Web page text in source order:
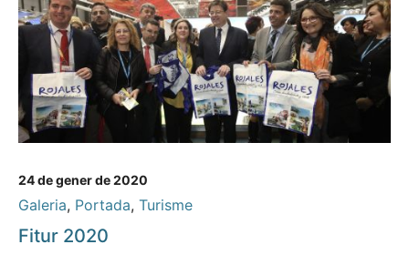
24 de gener de 2020
Galeria, Portada, Turisme
Fitur 2020